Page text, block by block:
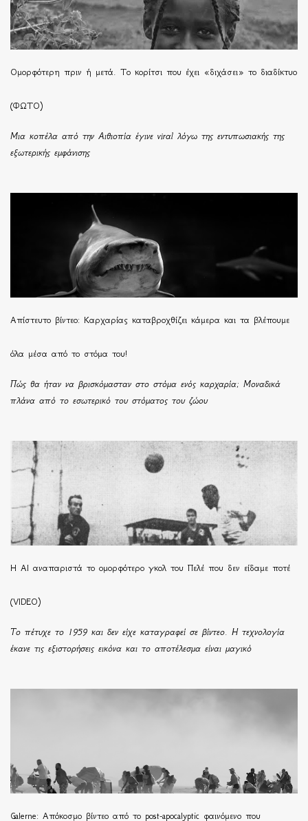
Ομορφότερη πριν ή μετά. Το κορίτσι που έχει «διχάσει» το διαδίκτυο
(ΦΩΤΟ)
Μια κοπέλα από την Αιθιοπία έγινε viral λόγω της εντυπωσιακής της
εξωτερικής εμφάνισης
Απίστευτο βίντεο: Καρχαρίας καταβροχθίζει κάμερα και τα βλέπουμε
όλα μέσα από το στόμα του!
Πώς θα ήταν να βρισκόμασταν στο στόμα ενός καρχαρία; Μοναδικά
πλάνα από το εσωτερικό του στόματος του ζώου
Η ΑΙ αναπαριστά το ομορφότερο γκολ του Πελέ που δεν είδαμε ποτέ
(VIDEO)
Το πέτυχε το 1959 και δεν είχε καταγραφεί σε βίντεο. Η τεχνολογία
έκανε τις εξιστορήσεις εικόνα και το αποτέλεσμα είναι μαγικό
Galerne: Απόκοσμο βίντεο από το post-apocalyptic φαινόμενο που